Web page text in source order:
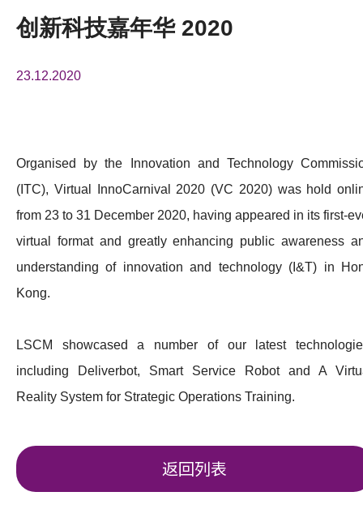
科技分享
会籍
创新科技嘉年华 2020
23.12.2020
Organised by the Innovation and Technology
(ITC), Virtual InnoCarnival 2020 (VC 2020) was hold
from 23 to 31 December 2020, having appeared in its first-
virtual format and greatly enhancing public awareness
understanding of innovation and technology (I&T) in
Kong.
LSCM showcased a number of our latest
including Deliverbot, Smart Service Robot and A
Reality System for Strategic Operations Training.
返回列表